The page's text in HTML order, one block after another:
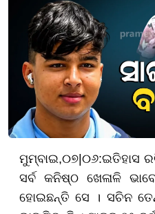
ମୁମ୍ବାଇ,୦୭|୦୬:ଇତିହାସ
ସର୍ବ କନିଷ୍ଠ ଖେଳାଳି
ହୋଇଛନ୍ତି ସେ । ସଚିନ